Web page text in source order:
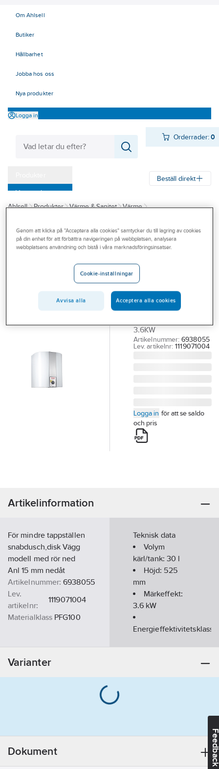
Om Ahlsell
Butiker
Hållbarhet
Jobba hos oss
Nya produkter
Logga in
Orderrader:0
Varumärken
Kampanjer
Outlet
Branscher
Beställ direkt
Ahlsell Produkter Värme & Sanitet
Värme
METRO THERM
Elvattenvärmare
MINETT 30 E,
Metro
MINETT 30 L EMALJ
METRO VVB METRO
3.6KW
Artikelnummer: 6938055
Lev. artikelnr: 1119071004
Logga in för att se saldo
och pris
Artikelinformation
För mindre tappställen
snabdusch,disk Vägg
modell med rör ned
Anl 15 mm nedåt
Artikelnummer: 6938055
Lev.
artikelnr:
1119071004
Materialklass PFG100
Teknisk data
Volym
kärl/tank: 30 l
Höjd: 525
mm
Märkeffekt:
3.6 kW
Energieffektivitetsklass:
Anslutningsspänning:
230-400V
tappvarmvatten:
Varianter
Dokument
Genom att klicka på "Acceptera alla cookies" samtycker du till lagring av cookies
på din enhet för att förbättra navigeringen på webbplatsen, analysera
webbplatsens användning och bistå i våra marknadsföringsinsatser.
Cookie-inställningar
Avvisa alla Acceptera alla cookies